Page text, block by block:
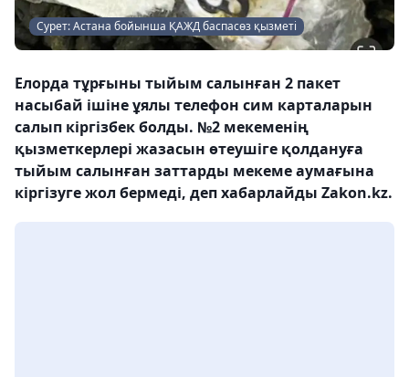
Сурет: Астана бойынша ҚАЖД баспасөз қызметі
Елорда тұрғыны тыйым салынған 2 пакет
насыбай ішіне ұялы телефон сим карталарын
салып кіргізбек болды. №2 мекеменің
қызметкерлері жазасын өтеушіге қолдануға
тыйым салынған заттарды мекеме аумағына
кіргізуге жол бермеді, деп хабарлайды Zakon.kz.